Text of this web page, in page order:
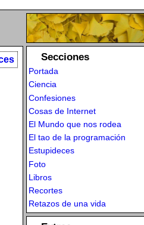
Secciones
Portada
Ciencia
Confesiones
Cosas de Internet
El Mundo que nos rodea
El tao de la programación
Estupideces
Foto
Libros
Recortes
Retazos de una vida